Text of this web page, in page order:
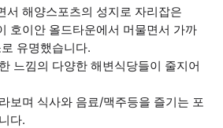
서 해양스포츠의 성지로 자리잡은
호이안 올드타운에서 머물면서 가까
유명했습니다.
느낌의 다양한 해변식당들이 줄지어
보며 식사와 음료/맥주등을 즐기는 포
다.